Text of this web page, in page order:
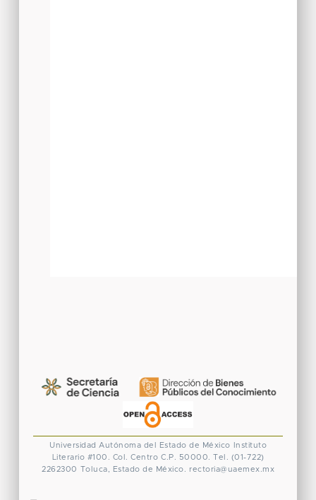
Universidad Autónoma del Estado de México
Instituto
Literario #100. Col. Centro C.P. 50000. Tel. (01-722)
2262300 Toluca, Estado de México. rectoria@uaemex.mx